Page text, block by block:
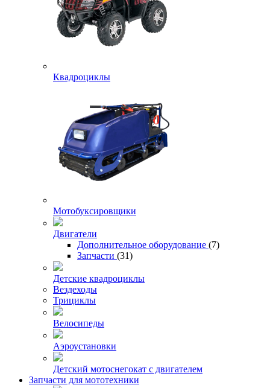
Квадроциклы
Мотобуксировщики
Двигатели
Дополнительное оборудование (7)
Запчасти (31)
Детские квадроциклы
Вездеходы
Трициклы
Велосипеды
Аэроустановки
Детский мотоснегокат с двигателем
Запчасти для мототехники